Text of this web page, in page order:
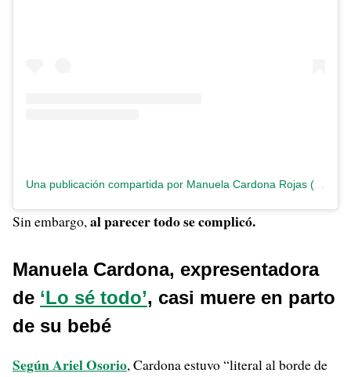
Sin embargo,al parecer todo se complicó.
Manuela Cardona, expresentadora
de ‘Lo sé todo’, casi muere en parto
de su bebé
Según Ariel Osorio, Cardona estuvo “literal al borde de